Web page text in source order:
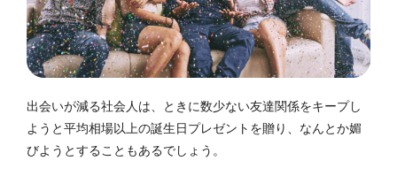
出会いが減る社会人は、ときに数少ない友達関係をキープし
ようと平均相場以上の誕生日プレゼントを贈り、なんとか媚
びようとすることもあるでしょう。